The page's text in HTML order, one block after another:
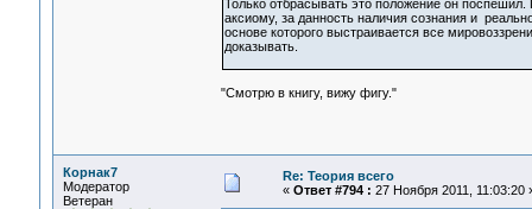
Только отбрасывать это положение он поспешил.
аксиому, за данность наличия сознания и
основе которого выстраивается все
доказывать.
"Смотрю в книгу, вижу фигу."
Корнак7
Модератор
Ветеран
Re: Теория всего
« Ответ #794 : 27 Ноября 2011, 11:03:20